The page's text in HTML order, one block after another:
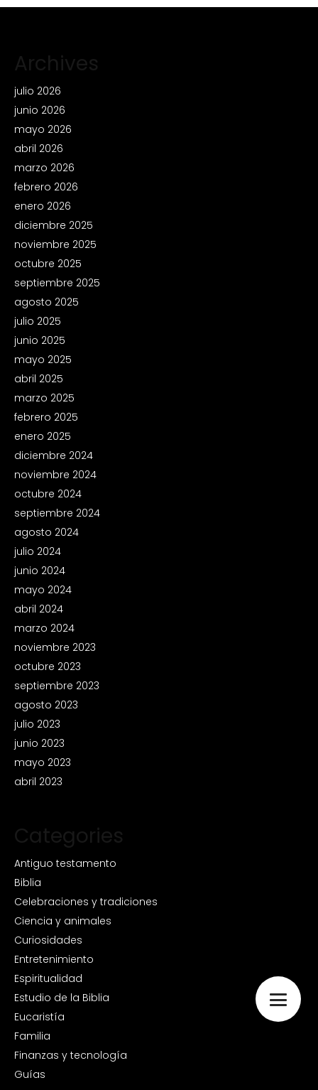
Archives
julio 2026
junio 2026
mayo 2026
abril 2026
marzo 2026
febrero 2026
enero 2026
diciembre 2025
noviembre 2025
octubre 2025
septiembre 2025
agosto 2025
julio 2025
junio 2025
mayo 2025
abril 2025
marzo 2025
febrero 2025
enero 2025
diciembre 2024
noviembre 2024
octubre 2024
septiembre 2024
agosto 2024
julio 2024
junio 2024
mayo 2024
abril 2024
marzo 2024
noviembre 2023
octubre 2023
septiembre 2023
agosto 2023
julio 2023
junio 2023
mayo 2023
abril 2023
Categories
Antiguo testamento
Biblia
Celebraciones y tradiciones
Ciencia y animales
Curiosidades
Entretenimiento
Espiritualidad
Estudio de la Biblia
Eucaristía
Familia
Finanzas y tecnología
Guías